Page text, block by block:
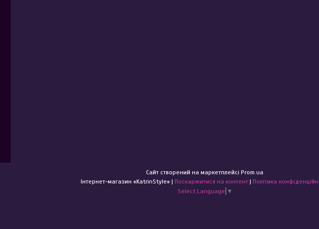
Сайт створений на маркетплейсі Prom.ua
Інтернет-магазин «KatrinStyle» | Поскаржитися на контент | Політика
Select Language ▼